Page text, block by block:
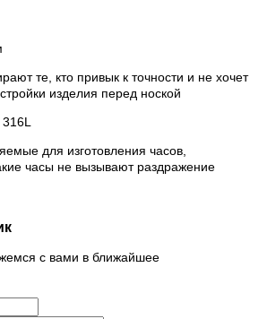
те, кто привык к точности и не хочет
изделия перед ноской
для изготовления часов,
часы не вызывают раздражение
с вами в ближайшее